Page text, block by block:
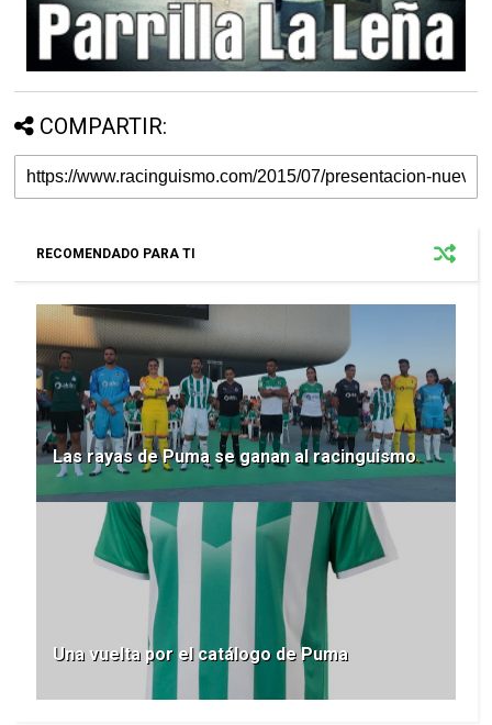
COMPARTIR:
RECOMENDADO PARA TI
Las rayas de Puma se ganan al racinguismo
Una vuelta por el catálogo de Puma